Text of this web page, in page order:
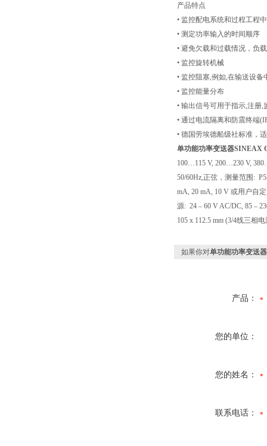
产品特点
• 监控配电系统和过程工程
• 测定功率输入的时间顺序
• 避免欠载和过载情况，负
• 监控旋转机械
• 监控阻塞,例如,在输送设备
• 监控能量分布
• 输出信号可用于指示,注册,
• 通过电流隔离和防震终端
• 德国劳埃德船级社标准，
单功能功率变送器SINEAX
100…115 V, 200…230 V,
50/60Hz,正弦，测量范围:
mA, 20 mA, 10 V 或用户自
源: 24 – 60 V AC/DC, 85 –
105 x 112.5 mm (3/4线三相
如果你对单功能功率变送
产品：
您的单位：
您的姓名：
联系电话：